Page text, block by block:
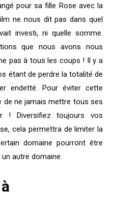
pour sa fille Rose avec la
ne nous dit pas dans quel
investi, ni quelle somme.
que nous avons nous
pas à tous les coups ! Il y a
étant de perdre la totalité de
endetté. Pour éviter cette
de ne jamais mettre tous ses
! Diversifiez toujours vos
cela permettra de limiter la
domaine pourront être
autre domaine.